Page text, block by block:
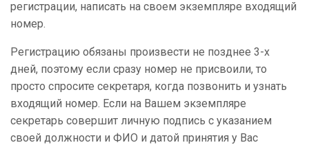
регистрации, написать на своем экземпляре входящий
номер.
Регистрацию обязаны произвести не позднее 3-х
дней, поэтому если сразу номер не присвоили, то
просто спросите секретаря, когда позвонить и узнать
входящий номер. Если на Вашем экземпляре
секретарь совершит личную подпись с указанием
своей должности и ФИО и датой принятия у Вас